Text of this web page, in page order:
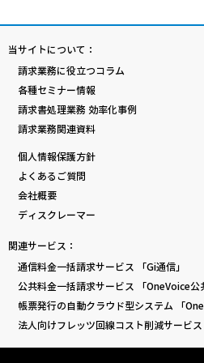
当サイトについて：
請求業務に役立つコラム
各種セミナー情報
請求書処理業務 効率化事例
請求業務関連資料
個人情報保護方針
よくあるご質問
会社概要
ディスクレーマー
関連サービス：
通信料金一括請求サービス 「Gi通信」
公共料金一括請求サービス 「OneVoice公
帳票発行の自動クラウド型システム 「
法人向けフレッツ回線コスト削減サービス